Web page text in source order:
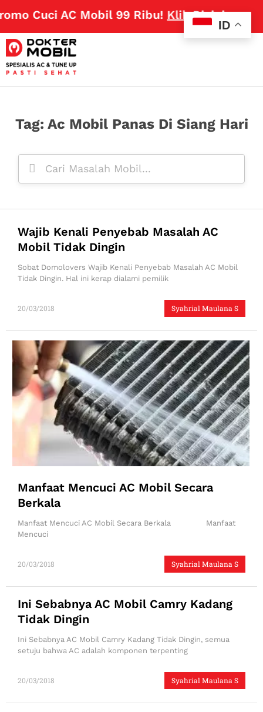
Cuci AC Mobil 99 Ribu!Klik Disini
Tag: Ac Mobil Panas Di Siang Hari
Wajib Kenali Penyebab Masalah AC
Mobil Tidak Dingin
Syahrial Maulana S
20/03/2018
Sobat Domolovers Wajib Kenali Penyebab Masalah AC Mobil
Tidak Dingin. Hal ini kerap dialami pemilik
Manfaat Mencuci AC Mobil Secara
Berkala
Syahrial Maulana S
20/03/2018
Manfaat Mencuci AC Mobil Secara Berkala Manfaat
Mencuci
Ini Sebabnya AC Mobil Camry Kadang
Tidak Dingin
Syahrial Maulana S
20/03/2018
Ini Sebabnya AC Mobil Camry Kadang Tidak Dingin, semua
setuju bahwa AC adalah komponen terpenting
ID